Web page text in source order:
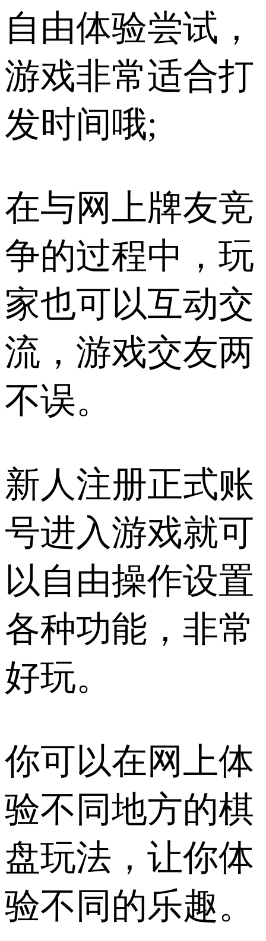
自由体验尝试，
游戏非常适合打
发时间哦;
在与网上牌友竞
争的过程中，玩
家也可以互动交
流，游戏交友两
不误。
新人注册正式账
号进入游戏就可
以自由操作设置
各种功能，非常
好玩。
你可以在网上体
验不同地方的棋
盘玩法，让你体
验不同的乐趣。